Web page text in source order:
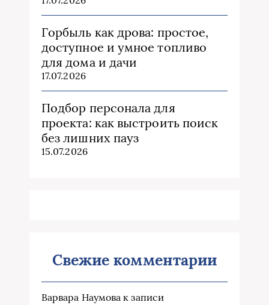
Горбыль как дрова: простое,
доступное и умное топливо
для дома и дачи
17.07.2026
Подбор персонала для
проекта: как выстроить поиск
без лишних пауз
15.07.2026
Свежие комментарии
Варвара Наумова к записи